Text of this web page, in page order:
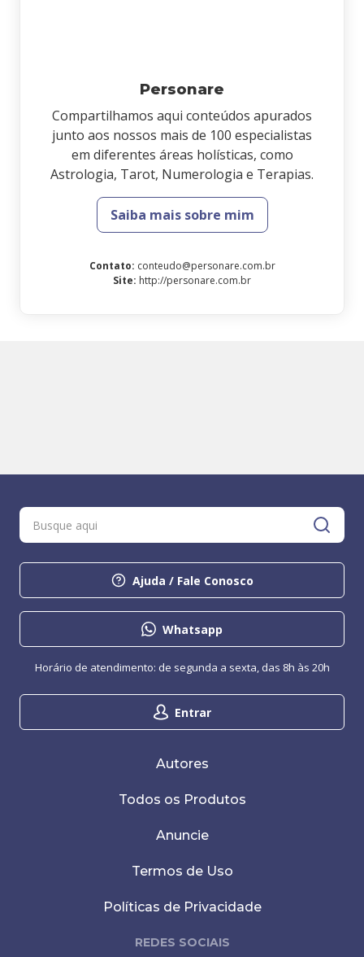
Personare
Compartilhamos aqui conteúdos apurados
junto aos nossos mais de 100 especialistas
em diferentes áreas holísticas, como
Astrologia, Tarot, Numerologia e Terapias.
Saiba mais sobre mim
Contato: conteudo@personare.com.br
Site: http://personare.com.br
Ajuda / Fale Conosco
Whatsapp
Entrar
Horário de atendimento: de segunda a sexta, das 8h às 20h
Autores
Todos os Produtos
Anuncie
Termos de Uso
Políticas de Privacidade
REDES SOCIAIS